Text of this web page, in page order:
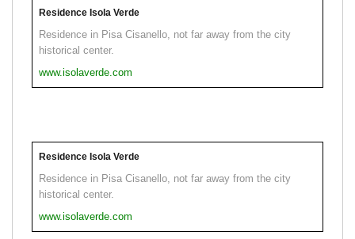
Residence Isola Verde
Residence in Pisa Cisanello, not far away from the city
historical center.
www.isolaverde.com
Residence Isola Verde
Residence in Pisa Cisanello, not far away from the city
historical center.
www.isolaverde.com